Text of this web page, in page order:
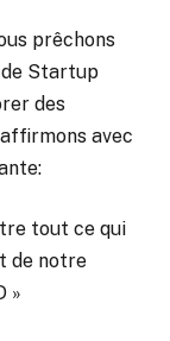
prêchons
de Startup
des
avec
tout ce qui
de notre
»